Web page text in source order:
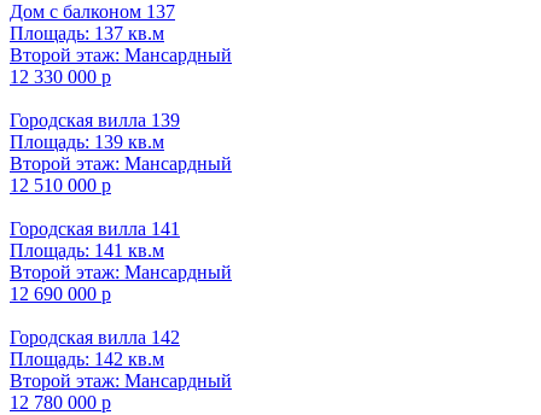
Дом с балконом 137
Площадь: 137 кв.м
Второй этаж: Мансардный
12 330 000 р
Городская вилла 139
Площадь: 139 кв.м
Второй этаж: Мансардный
12 510 000 р
Городская вилла 141
Площадь: 141 кв.м
Второй этаж: Мансардный
12 690 000 р
Городская вилла 142
Площадь: 142 кв.м
Второй этаж: Мансардный
12 780 000 р